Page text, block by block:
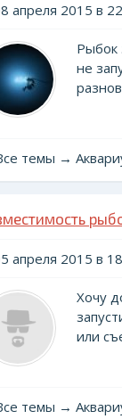
апреля 2015 в
Рыбок
не
темы →
апреля 2015 в
Хочу
или
темы →